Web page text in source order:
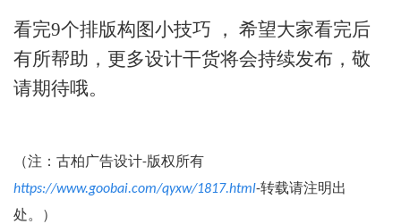
看完9个排版构图小技巧 ， 希望大家看完后
有所帮助，更多设计干货将会持续发布，敬
请期待哦。
（注：古柏广告设计-版权所有
https://www.goobai.com/qyxw/1817.html-转载请注明出
处。）